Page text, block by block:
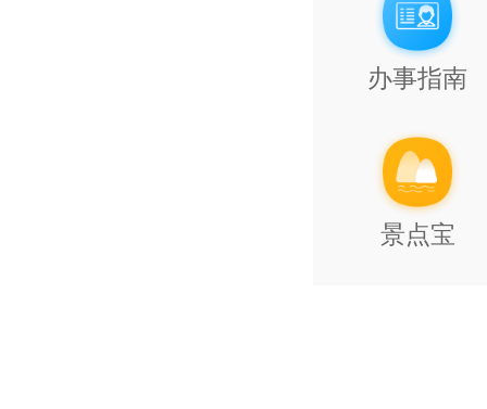
办事指南
景点宝